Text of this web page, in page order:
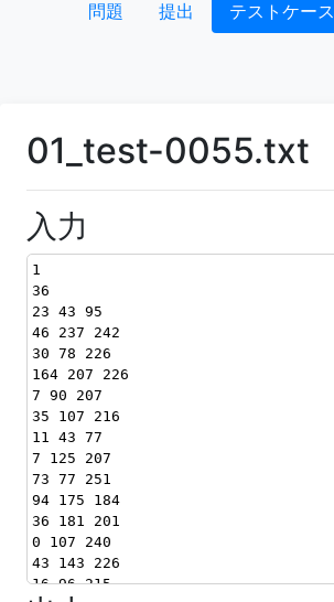
問題 提出 テストケース
01_test-0055.txt
入力
1
36
23 43 95
46 237 242
30 78 226
164 207 226
7 90 207
35 107 216
11 43 77
7 125 207
73 77 251
94 175 184
36 181 201
0 107 240
43 143 226
16 96 215